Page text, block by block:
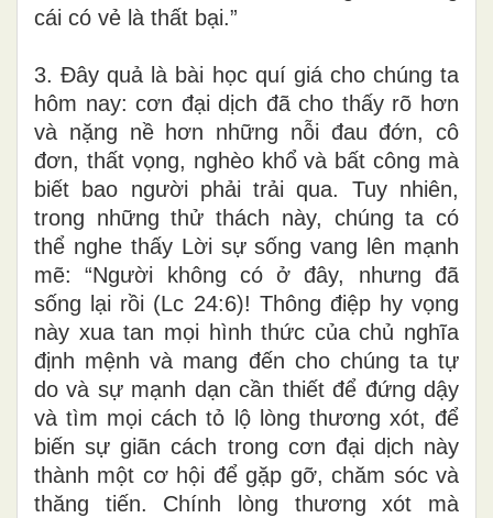
cái có vẻ là thất bại.”
3.Đây quả là bài học quí giá cho chúng ta
hôm nay: cơn đại dịch đã cho thấy rõ hơn
và nặng nề hơn những nỗi đau đớn, cô
đơn, thất vọng, nghèo khổ và bất công mà
biết bao người phải trải qua. Tuy nhiên,
trong những thử thách này, chúng ta có
thể nghe thấy Lời sự sống vang lên mạnh
mẽ: “Người không có ở đây, nhưng đã
sống lại rồi (Lc 24:6)! Thông điệp hy vọng
này xua tan mọi hình thức của chủ nghĩa
định mệnh và mang đến cho chúng ta tự
do và sự mạnh dạn cần thiết để đứng dậy
và tìm mọi cách tỏ lộ lòng thương xót, để
biến sự giãn cách trong cơn đại dịch này
thành một cơ hội để gặp gỡ, chăm sóc và
thăng tiến. Chính lòng thương xót mà